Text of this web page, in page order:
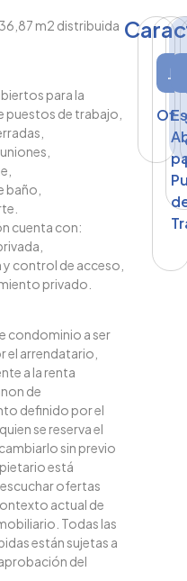
m2 distribuida
para la
puestos de trabajo,
baño,
cuenta con:
y control de acceso,
privado.
condominio a ser
el arrendatario,
a la renta
de
definido por el
se reserva el
sin previo
está
ofertas
actual de
Todas las
están sujetas a
del